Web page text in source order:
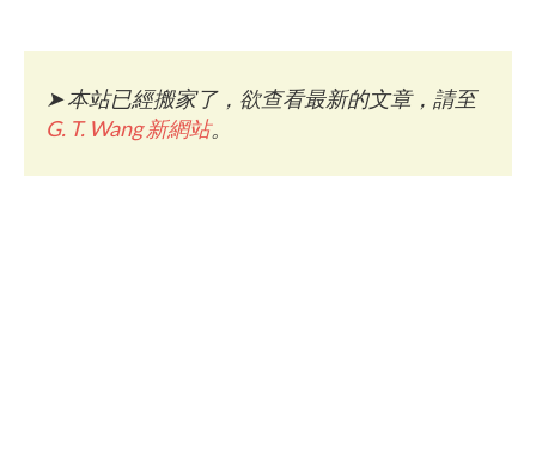
➤本站已經搬家了，欲查看最新的文章，請至
G. T. Wang 新網站。